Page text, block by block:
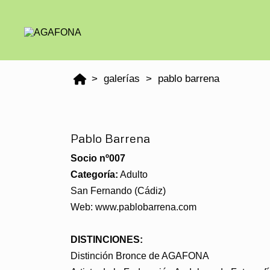
galerías pablo barrena
Pablo Barrena
Socio nº007
Categoría: Adulto
San Fernando (Cádiz)
Web: www.pablobarrena.com
DISTINCIONES:
Distinción Bronce de AGAFONA